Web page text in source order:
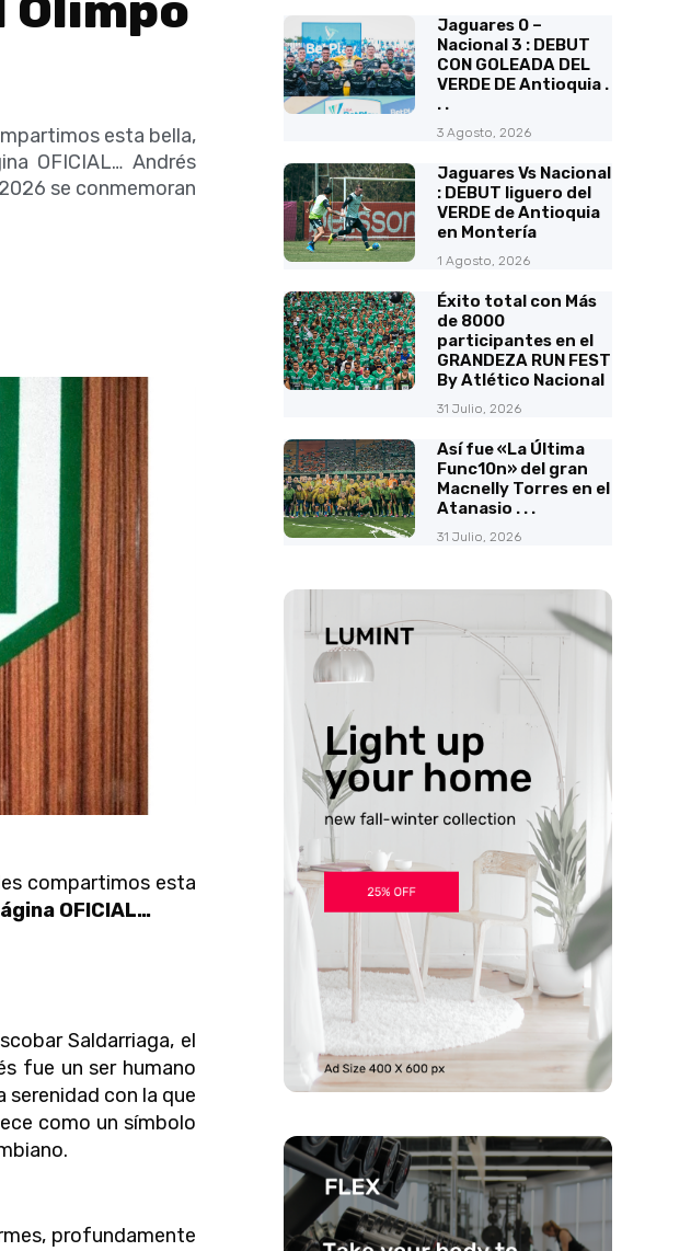
esta bella,
OFICIAL… Andrés
se conmemoran
compartimos esta
OFICIAL…
Saldarriaga, el
fue un ser humano
serenidad con la que
como un símbolo
profundamente
Jaguares 0 –
Nacional 3 : DEBUT
CON GOLEADA DEL
VERDE DE Antioquia .
. .
3 Agosto, 2026
Jaguares Vs Nacional
: DEBUT liguero del
VERDE de Antioquia
en Montería
1 Agosto, 2026
Éxito total con Más
de 8000
participantes en el
GRANDEZA RUN FEST
By Atlético Nacional
31 Julio, 2026
Así fue «La Última
Func10n» del gran
Macnelly Torres en el
Atanasio . . .
31 Julio, 2026